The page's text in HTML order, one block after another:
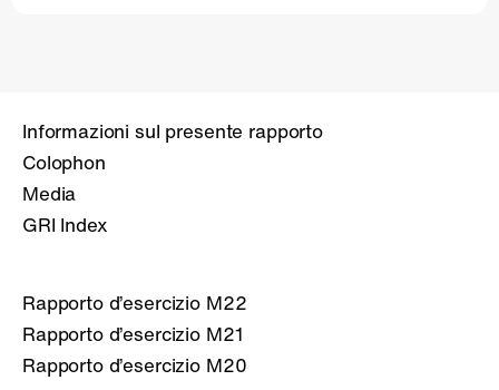
Informazioni sul presente rapporto
Colophon
Media
GRI Index
Rapporto d’esercizio M22
Rapporto d’esercizio M21
Rapporto d’esercizio M20